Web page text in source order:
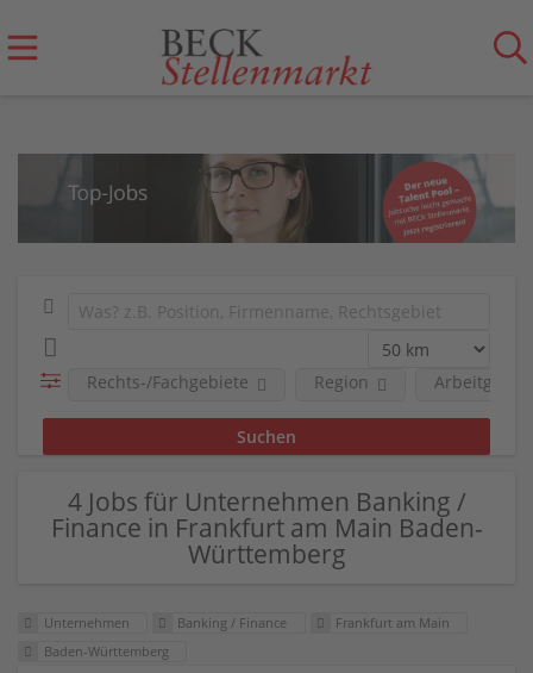
Rechts-/Fachgebiete Region
4 Jobs für Unternehmen Banking /
Finance in Frankfurt am Main Baden-
Württemberg
Unternehmen Banking / Finance
Frankfurt am Main
Baden-Württemberg